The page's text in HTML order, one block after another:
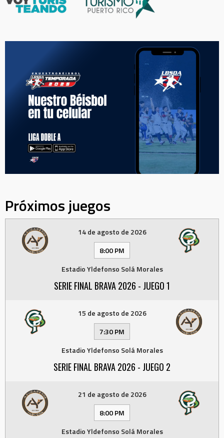
Próximos juegos
14 de agosto de 2026
8:00 PM
Estadio Yldefonso Solá Morales
SERIE FINAL BRAVA 2026 - JUEGO 1
15 de agosto de 2026
7:30 PM
Estadio Yldefonso Solá Morales
SERIE FINAL BRAVA 2026 - JUEGO 2
21 de agosto de 2026
8:00 PM
Estadio Yldefonso Solá Morales